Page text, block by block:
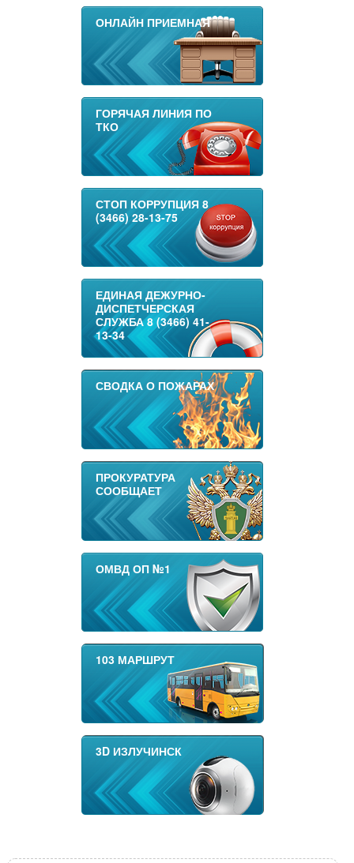
ОНЛАЙН ПРИЕМНАЯ
ГОРЯЧАЯ ЛИНИЯ ПО
ТКО
СТОП КОРРУПЦИЯ 8
(3466) 28-13-75
ЕДИНАЯ ДЕЖУРНО-
ДИСПЕТЧЕРСКАЯ
СЛУЖБА 8 (3466) 41-
13-34
СВОДКА О ПОЖАРАХ
ПРОКУРАТУРА
СООБЩАЕТ
ОМВД ОП №1
103 МАРШРУТ
3D ИЗЛУЧИНСК